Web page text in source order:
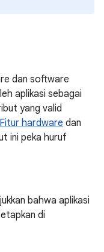
dan software
aplikasi sebagai
yang valid
Fitur hardware dan
ini peka huruf
bahwa aplikasi
di